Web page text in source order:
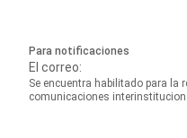
Para notificaciones
El correo:
Se encuentra habilitado para la
comunicaciones